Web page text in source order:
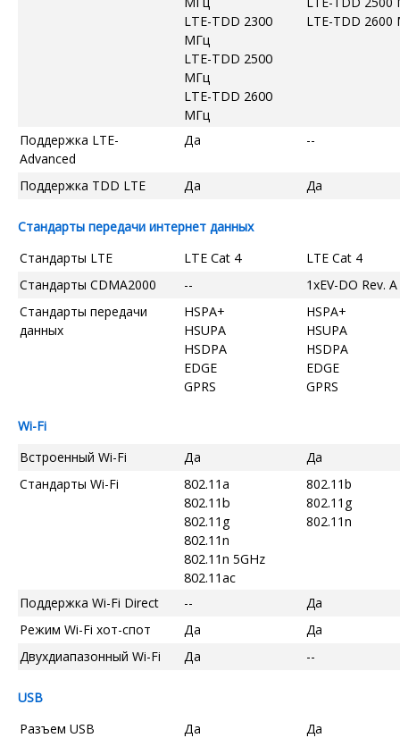
LTE-TDD 2300
МГц
LTE-TDD 2500
МГц
LTE-TDD 2600
МГц
LTE-TDD 2600
Поддержка LTE-
Advanced
Да --
Поддержка TDD LTE Да Да
Стандарты передачи интернет данных
Стандарты LTE
LTE Cat 4
LTE Cat 4
Стандарты CDMA2000
--
1xEV-DO Rev. A
Стандарты передачи
данных
HSPA+
HSUPA
HSDPA
EDGE
GPRS
HSPA+
HSUPA
HSDPA
EDGE
GPRS
Wi-Fi
Встроенный Wi-Fi
Да
Да
Стандарты Wi-Fi
802.11a
802.11b
802.11g
802.11n
802.11n 5GHz
802.11ac
802.11b
802.11g
802.11n
Поддержка Wi-Fi Direct --
Да
Режим Wi-Fi хот-спот
Да
Да
Двухдиапазонный Wi-Fi
Да --
USB
Разъем USB
Да
Да